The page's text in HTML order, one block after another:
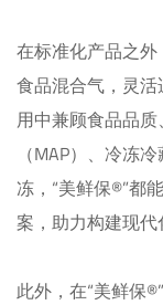
在标准化产品之
食品混合气，灵
用中兼顾食品品
（MAP）、冷冻
冻，“美鲜保®”都
案，助力构建现代
此外，在“美鲜保